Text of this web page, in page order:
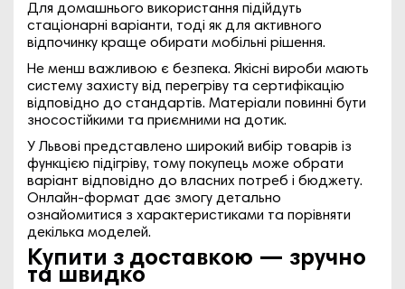
Для домашнього використання підійдуть
стаціонарні варіанти, тоді як для активного
відпочинку краще обирати мобільні рішення.
Не менш важливою є безпека. Якісні вироби мають
систему захисту від перегріву та сертифікацію
відповідно до стандартів. Матеріали повинні бути
зносостійкими та приємними на дотик.
У Львові представлено широкий вибір товарів із
функцією підігріву, тому покупець може обрати
варіант відповідно до власних потреб і бюджету.
Онлайн-формат дає змогу детально
ознайомитися з характеристиками та порівняти
декілька моделей.
Купити з доставкою — зручно
та швидко